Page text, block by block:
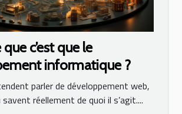
que c’est que le
informatique ?
parler de développement web,
réellement de quoi il s’agit....